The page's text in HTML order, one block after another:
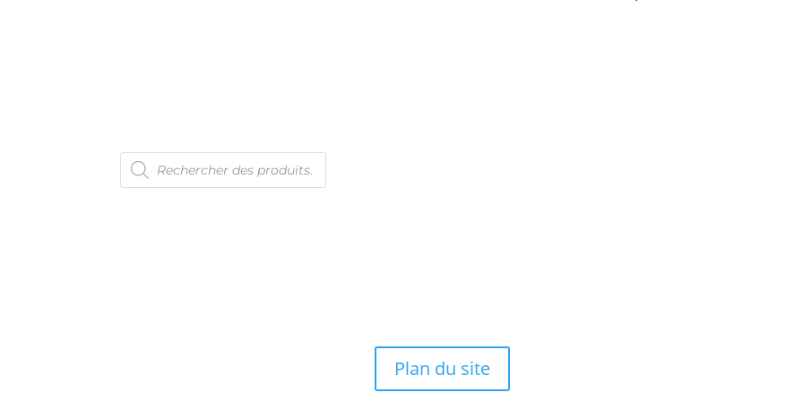
Recherche
de
produits
Plan du site